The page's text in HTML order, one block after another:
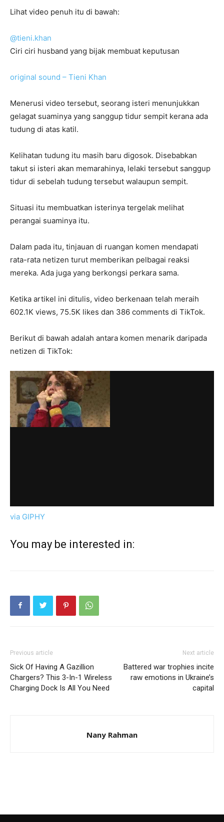
Lihat video penuh itu di bawah:
@tieni.khan
Ciri ciri husband yang bijak membuat keputusan
original sound – Tieni Khan
Menerusi video tersebut, seorang isteri menunjukkan
gelagat suaminya yang sanggup tidur sempit kerana ada
tudung di atas katil.
Kelihatan tudung itu masih baru digosok. Disebabkan
takut si isteri akan memarahinya, lelaki tersebut sanggup
tidur di sebelah tudung tersebut walaupun sempit.
Situasi itu membuatkan isterinya tergelak melihat
perangai suaminya itu.
Dalam pada itu, tinjauan di ruangan komen mendapati
rata-rata netizen turut memberikan pelbagai reaksi
mereka. Ada juga yang berkongsi perkara sama.
Ketika artikel ini ditulis, video berkenaan telah meraih
602.1K views, 75.5K likes dan 386 comments di TikTok.
Berikut di bawah adalah antara komen menarik daripada
netizen di TikTok:
via GIPHY
You may be interested in:
Previous article
Sick Of Having A Gazillion
Chargers? This 3-In-1 Wireless
Charging Dock Is All You Need
Next article
Battered war trophies incite
raw emotions in Ukraine’s
capital
Nany Rahman